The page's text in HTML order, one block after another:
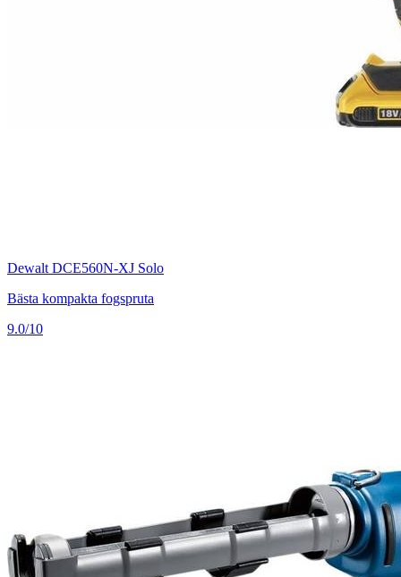
Dewalt DCE560N-XJ Solo
Bästa kompakta fogspruta
9.0/10